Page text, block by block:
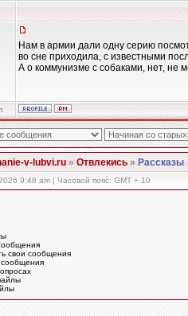
Нам в армии дали одну серию
во сне приходила, с известными
А о коммунизме с собаками, нет, не
v-lubvi.ru»Отвлекись»Рассказы
9:48 am | Часовой пояс: GMT + 10
свои сообщения
сообщения